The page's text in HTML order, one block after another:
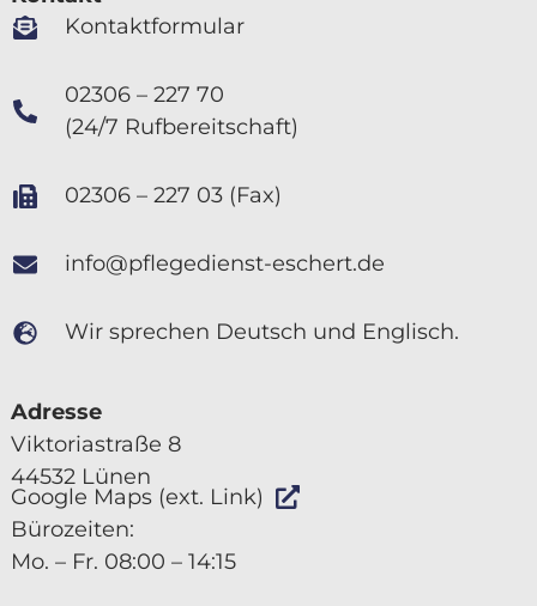
Kontaktformular
02306 – 227 70
(24/7 Rufbereitschaft)
02306 – 227 03 (Fax)
info@pflegedienst-eschert.de
Wir sprechen Deutsch und Englisch.
Adresse
Viktoriastraße 8
44532 Lünen
Google Maps (ext. Link)
Bürozeiten:
Mo. – Fr. 08:00 – 14:15